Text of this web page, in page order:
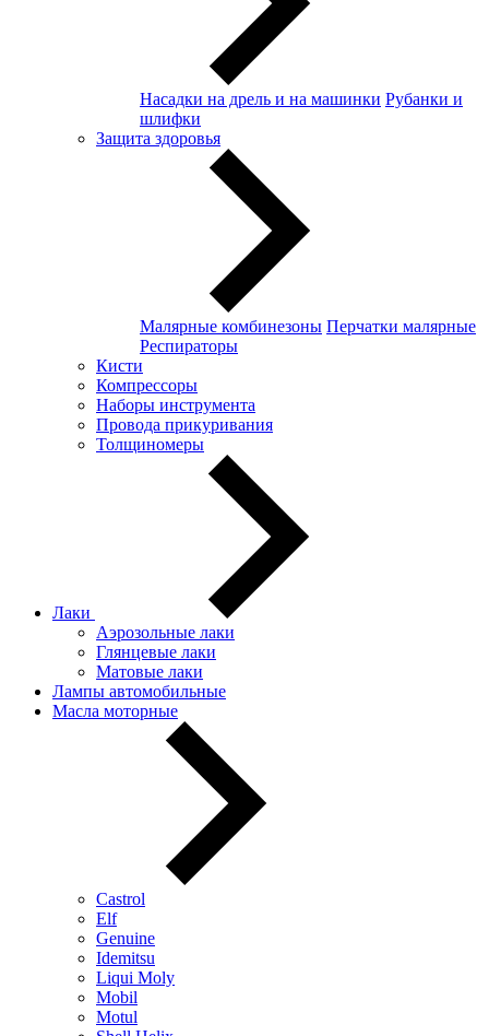
Насадки на дрель и на машинки Рубанки и
шлифки
Защита здоровья
Малярные комбинезоны Перчатки малярные
Респираторы
Кисти
Компрессоры
Наборы инструмента
Провода прикуривания
Толщиномеры
Лаки
Аэрозольные лаки
Глянцевые лаки
Матовые лаки
Лампы автомобильные
Масла моторные
Castrol
Elf
Genuine
Idemitsu
Liqui Moly
Mobil
Motul